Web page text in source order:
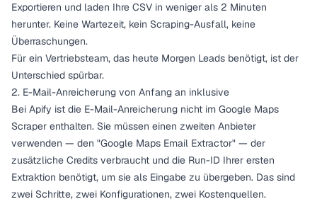
Exportieren und laden Ihre CSV in weniger als 2 Minuten
herunter. Keine Wartezeit, kein Scraping-Ausfall, keine
Überraschungen.
Für ein Vertriebsteam, das heute Morgen Leads benötigt, ist der
Unterschied spürbar.
2. E-Mail-Anreicherung von Anfang an inklusive
Bei Apify ist die E-Mail-Anreicherung nicht im Google Maps
Scraper enthalten. Sie müssen einen zweiten Anbieter
verwenden — den "Google Maps Email Extractor" — der
zusätzliche Credits verbraucht und die Run-ID Ihrer ersten
Extraktion benötigt, um sie als Eingabe zu übergeben. Das sind
zwei Schritte, zwei Konfigurationen, zwei Kostenquellen.